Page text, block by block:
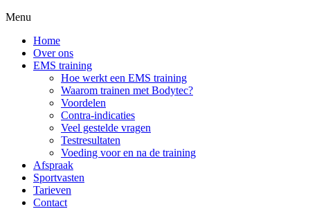
Menu
Home
Over ons
EMS training
Hoe werkt een EMS training
Waarom trainen met Bodytec?
Voordelen
Contra-indicaties
Veel gestelde vragen
Testresultaten
Voeding voor en na de training
Afspraak
Sportvasten
Tarieven
Contact